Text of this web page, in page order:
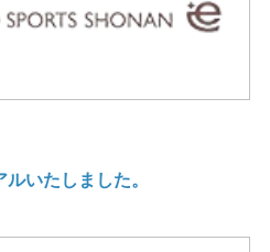
いたしました。